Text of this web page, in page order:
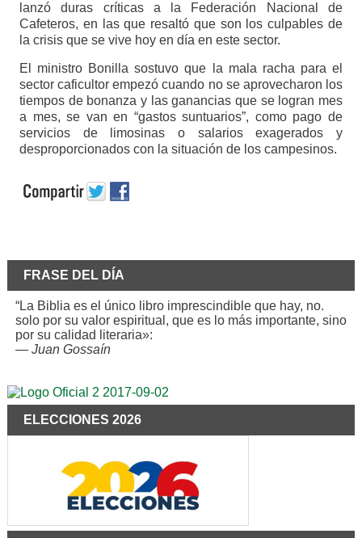
lanzó duras críticas a la Federación Nacional de
Cafeteros, en las que resaltó que son los culpables de
la crisis que se vive hoy en día en este sector.
El ministro Bonilla sostuvo que la mala racha para el
sector caficultor empezó cuando no se aprovecharon los
tiempos de bonanza y las ganancias que se logran mes
a mes, se van en “gastos suntuarios”, como pago de
servicios de limosinas o salarios exagerados y
desproporcionados con la situación de los campesinos.
FRASE DEL DÍA
“La Biblia es el único libro imprescindible que hay, no.
solo por su valor espiritual, que es lo más importante, sino
por su calidad literaria»:
— Juan Gossaín
ELECCIONES 2026